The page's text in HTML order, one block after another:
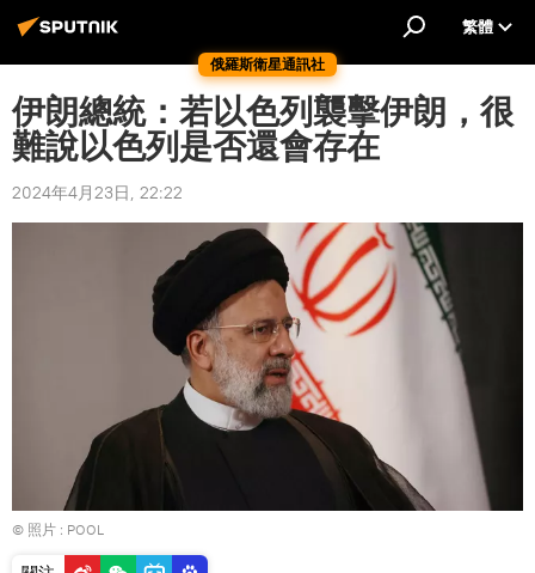
俄羅斯衛星通訊社
繁體
伊朗總統：若以色列襲擊伊朗，很
難說以色列是否還會存在
2024年4月23日, 22:22
© 照片 : POOL